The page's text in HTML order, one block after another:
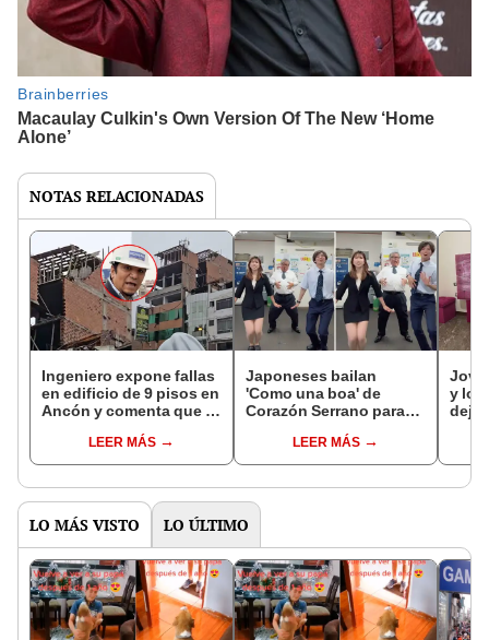
NOTAS RELACIONADAS
Ingeniero expone fallas
en edificio de 9 pisos en
Ancón y comenta que lo
"jugando con legos":
"Muy irregular"
LEER MÁS
Japoneses bailan
'Como una boa' de
Corazón Serrano para
exoneró visas a
peruanos
LEER MÁS
y lo
dejó
LO MÁS VISTO LO ÚLTIMO